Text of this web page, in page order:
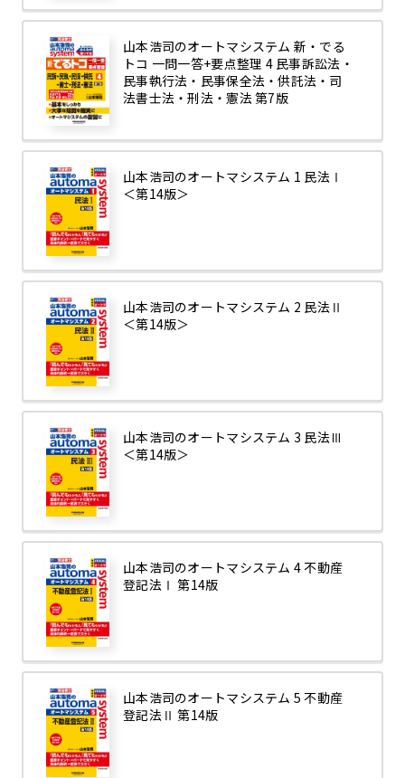
山本浩司のオートマシステム 新・でる
トコ 一問一答+要点整理 4 民事訴訟法・
民事執行法・民事保全法・供託法・司
法書士法・刑法・憲法 第7版
山本浩司のオートマシステム 1 民法Ⅰ
＜第14版＞
山本浩司のオートマシステム 2 民法Ⅱ
＜第14版＞
山本浩司のオートマシステム 3 民法Ⅲ
＜第14版＞
山本浩司のオートマシステム 4 不動産
登記法Ⅰ 第14版
山本浩司のオートマシステム 5 不動産
登記法Ⅱ 第14版